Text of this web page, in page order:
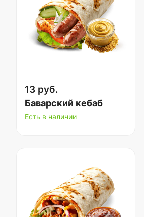
13 руб.
Баварский кебаб
Есть в наличии